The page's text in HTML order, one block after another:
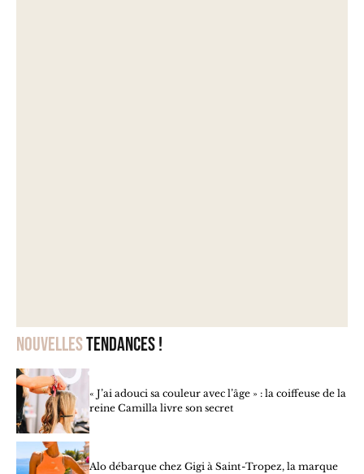
Nouvellestendances !
« J’ai adouci sa couleur avec l’âge » : la coiffeuse de la
reine Camilla livre son secret
Alo débarque chez Gigi à Saint-Tropez, la marque